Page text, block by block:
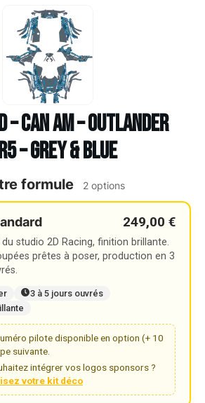
CAN AM – OUTLANDER
– GREY & BLUE
formule 2 options
249,00 €
du studio 2D Racing, finition brillante.
prêtes à poser, production en 3
3 à 5 jours ouvrés
pilote disponible en option (+ 10
suivante.
intégrer vos logos sponsors ?
votre kit déco